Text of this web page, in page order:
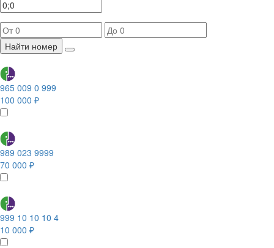
Найти номер
965 009 0 999
100 000 ₽
989 023 9999
70 000 ₽
999 10 10 10 4
10 000 ₽